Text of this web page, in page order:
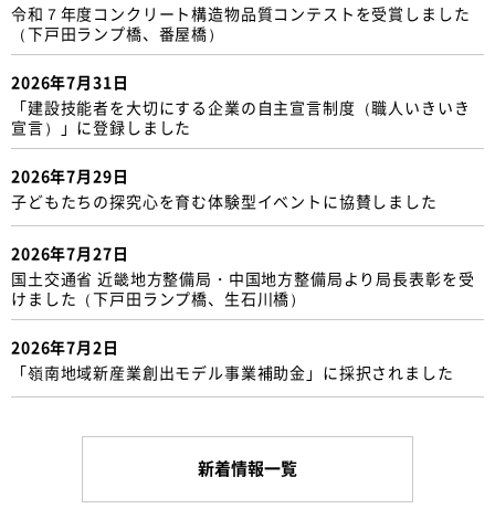
令和７年度コンクリート構造物品質コンテストを受賞しました
（下戸田ランプ橋、番屋橋）
2026年7月31日
「建設技能者を大切にする企業の自主宣言制度（職人いきいき
宣言）」に登録しました
2026年7月29日
子どもたちの探究心を育む体験型イベントに協賛しました
2026年7月27日
国土交通省 近畿地方整備局・中国地方整備局より局長表彰を受
けました（下戸田ランプ橋、生石川橋）
2026年7月2日
「嶺南地域新産業創出モデル事業補助金」に採択されました
新着情報一覧